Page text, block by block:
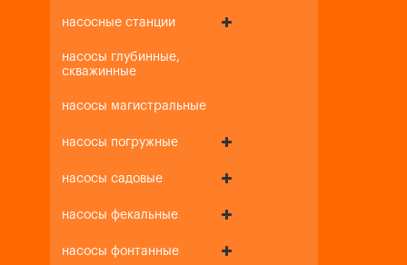
насосные станции
насосы глубинные,
скважинные
насосы магистральные
насосы погружные
насосы садовые
насосы фекальные
насосы фонтанные